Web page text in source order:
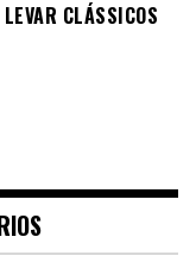
CLÁSSICOS